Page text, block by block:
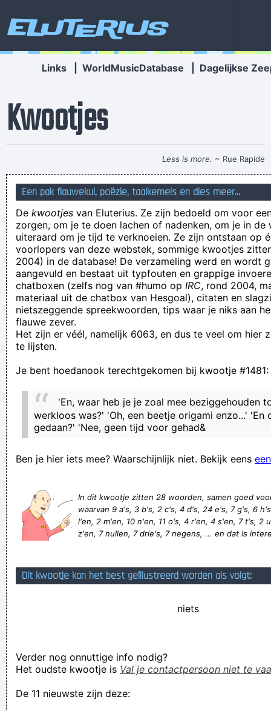
Eluterius
Links WorldMusicDatabase Dagelijkse
Kwootjes
Less is more. ~ Rue Rapide
biljart is een beetje uitgelopen op een onvoorstelbare manier
de manbag terug te zoeken
Brugge Dortmund: geen BAL raken ze
Toen Jezus over het water liep was het hartje winter.
STEEDS
hij heeft heel wat noten op zijn balk
De foto die je bij je brief hebt gestopt waarop je met een
rond je schouders geknoopte trui poseert bij een fruitschaal,
Freek Blaakwater is de gangmaker tijdens processen,
Gieren kunnen goed vliegen; dat is waar, niet waar is dat
'n kind ondej de eejfenaaj wojdt latej faak 'n bejdelaaj
Topwijn geeft mij koppijn
Zagers, klagers en mensen die vanop afstand denken te
volgen zullen er altijd zijn
in het oortje nemen
Verknoei je tijd op een nuttige manier!
Een pak flauwekul, poëzie, taalkemels en dies meer...
De kwootjes van Eluterius. Ze zijn bedoeld om voor
zorgen, om je te doen lachen of nadenken, om je in de
uiteraard om je tijd te verknoeien. Ze zijn ontstaan op
voorlopers van deze webstek, sommige kwootjes
2004) in de database! De verzameling werd en wordt
aangevuld en bestaat uit typfouten en grappige
chatboxen (zelfs nog van #humo op IRC, rond 2004,
materiaal uit de chatbox van Hesgoal), citaten en
nietszeggende spreekwoorden, tips waar je niks aan
flauwe zever.
Het zijn er véél, namelijk 6063, en dus te veel om hier
te lijsten.
Je bent hoedanook terechtgekomen bij kwootje #1481:
'En, waar heb je je zoal mee beziggehouden
werkloos was?' 'Oh, een beetje origami enzo...' 'En
gedaan?' 'Nee, geen tijd voor gehad&
Ben je hier iets mee? Waarschijnlijk niet. Bekijk eens
In dit kwootje zitten 28 woorden, samen goed
waarvan 9 a's, 3 b's, 2 c's, 4 d's, 24 e's, 7 g's, 6
l'en, 2 m'en, 10 n'en, 11 o's, 4 r'en, 4 s'en, 7 t's, 2
z'en, 7 nullen, 7 drie's, 7 negens, ... en dat is
Dit kwootje kan het best geïllustreerd worden als volgt:
niets
Verder nog onnuttige info nodig?
Het oudste kwootje is Val je contactpersoon niet te
De 11 nieuwste zijn deze: